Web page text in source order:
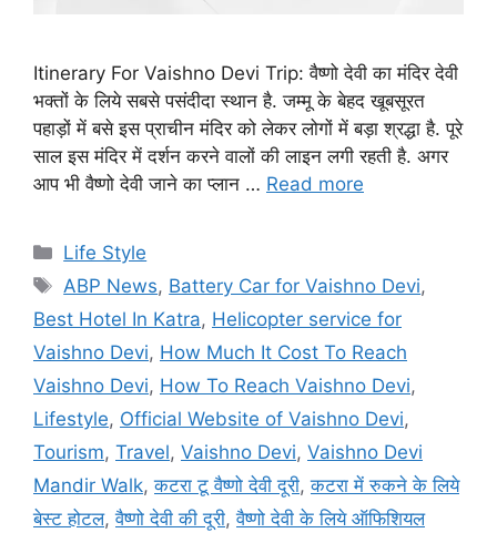
Itinerary For Vaishno Devi Trip: वैष्णो देवी का मंदिर देवी
भक्तों के लिये सबसे पसंदीदा स्थान है. जम्मू के बेहद खूबसूरत
पहाड़ों में बसे इस प्राचीन मंदिर को लेकर लोगों में बड़ा श्रद्धा है. पूरे
साल इस मंदिर में दर्शन करने वालों की लाइन लगी रहती है. अगर
आप भी वैष्णो देवी जाने का प्लान … Read more
C
a
e
g
o
r
s
Life Style
T
a
s
ABP News, Battery Car for Vaishno Devi,
Best Hotel In Katra, Helicopter service for
Vaishno Devi, How Much It Cost To Reach
Vaishno Devi, How To Reach Vaishno Devi,
Lifestyle, Official Website of Vaishno Devi,
Tourism, Travel, Vaishno Devi, Vaishno Devi
Mandir Walk,कटरा टू वैष्णो देवी दूरी,कटरा में रुकने के लिये
बेस्ट होटल,वैष्णो देवी की दूरी,वैष्णो देवी के लिये ऑफिशियल